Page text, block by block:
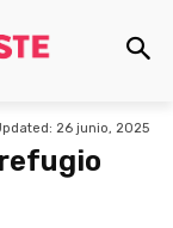
26 junio, 2025